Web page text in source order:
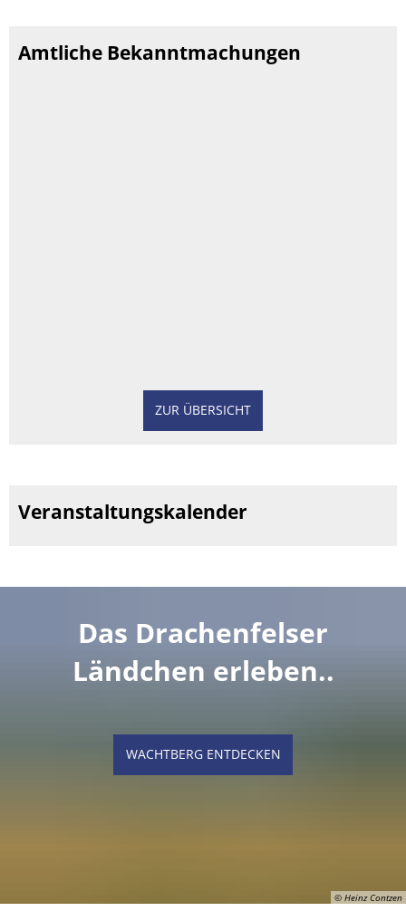
Amtliche Bekanntmachungen
ZUR ÜBERSICHT
Veranstaltungskalender
© Heinz Contzen
Das Drachenfelser
Ländchen erleben..
WACHTBERG ENTDECKEN